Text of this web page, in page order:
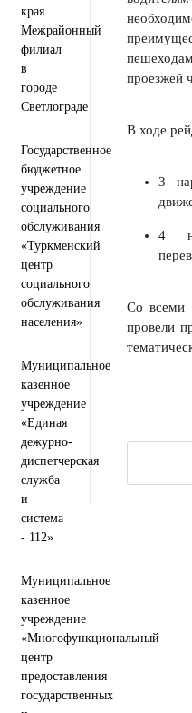
края
Межрайонный
филиал
в
городе
Светлограде
Государственное
бюджетное
учреждение
социального
обслуживания
«Туркменский
центр
социального
обслуживания
населения»
Муниципальное
казенное
учреждение
«Единая
дежурно-
диспетчерская
служба
и
система
- 112»
Муниципальное
казенное
учреждение
«Многофункциональный
центр
предоставления
государственных
проезжей
В ходе
3
4
Со всеми
провели